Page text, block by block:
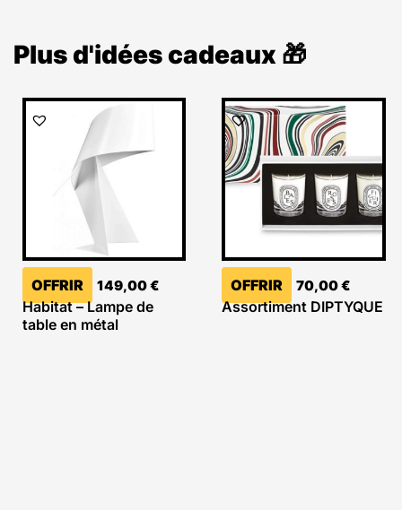
Plus d'idées cadeaux 🎁
OFFRIR 149,00€
Habitat – Lampe de
table en métal
OFFRIR 70,00€
Assortiment DIPTYQUE